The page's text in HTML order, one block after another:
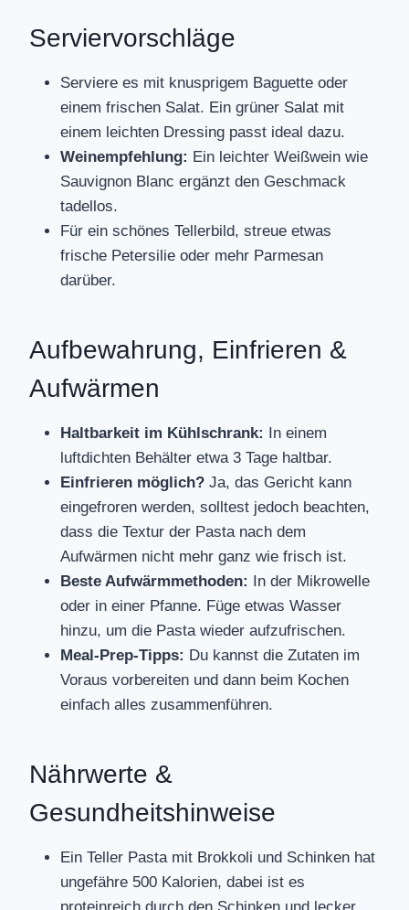
Serviervorschläge
Serviere es mit knusprigem Baguette oder
einem frischen Salat. Ein grüner Salat mit
einem leichten Dressing passt ideal dazu.
Weinempfehlung: Ein leichter Weißwein wie
Sauvignon Blanc ergänzt den Geschmack
tadellos.
Für ein schönes Tellerbild, streue etwas
frische Petersilie oder mehr Parmesan
darüber.
Aufbewahrung, Einfrieren &
Aufwärmen
Haltbarkeit im Kühlschrank: In einem
luftdichten Behälter etwa 3 Tage haltbar.
Einfrieren möglich? Ja, das Gericht kann
eingefroren werden, solltest jedoch beachten,
dass die Textur der Pasta nach dem
Aufwärmen nicht mehr ganz wie frisch ist.
Beste Aufwärmmethoden: In der Mikrowelle
oder in einer Pfanne. Füge etwas Wasser
hinzu, um die Pasta wieder aufzufrischen.
Meal-Prep-Tipps: Du kannst die Zutaten im
Voraus vorbereiten und dann beim Kochen
einfach alles zusammenführen.
Nährwerte &
Gesundheitshinweise
Ein Teller Pasta mit Brokkoli und Schinken hat
ungefähre 500 Kalorien, dabei ist es
proteinreich durch den Schinken und lecker